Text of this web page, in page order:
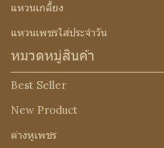
แหวนเกลี้ยง
แหวนเพชรใส่ประจำวัน
หมวดหมู่สินค้า
Best Seller
New Product
ต่างหูเพชร